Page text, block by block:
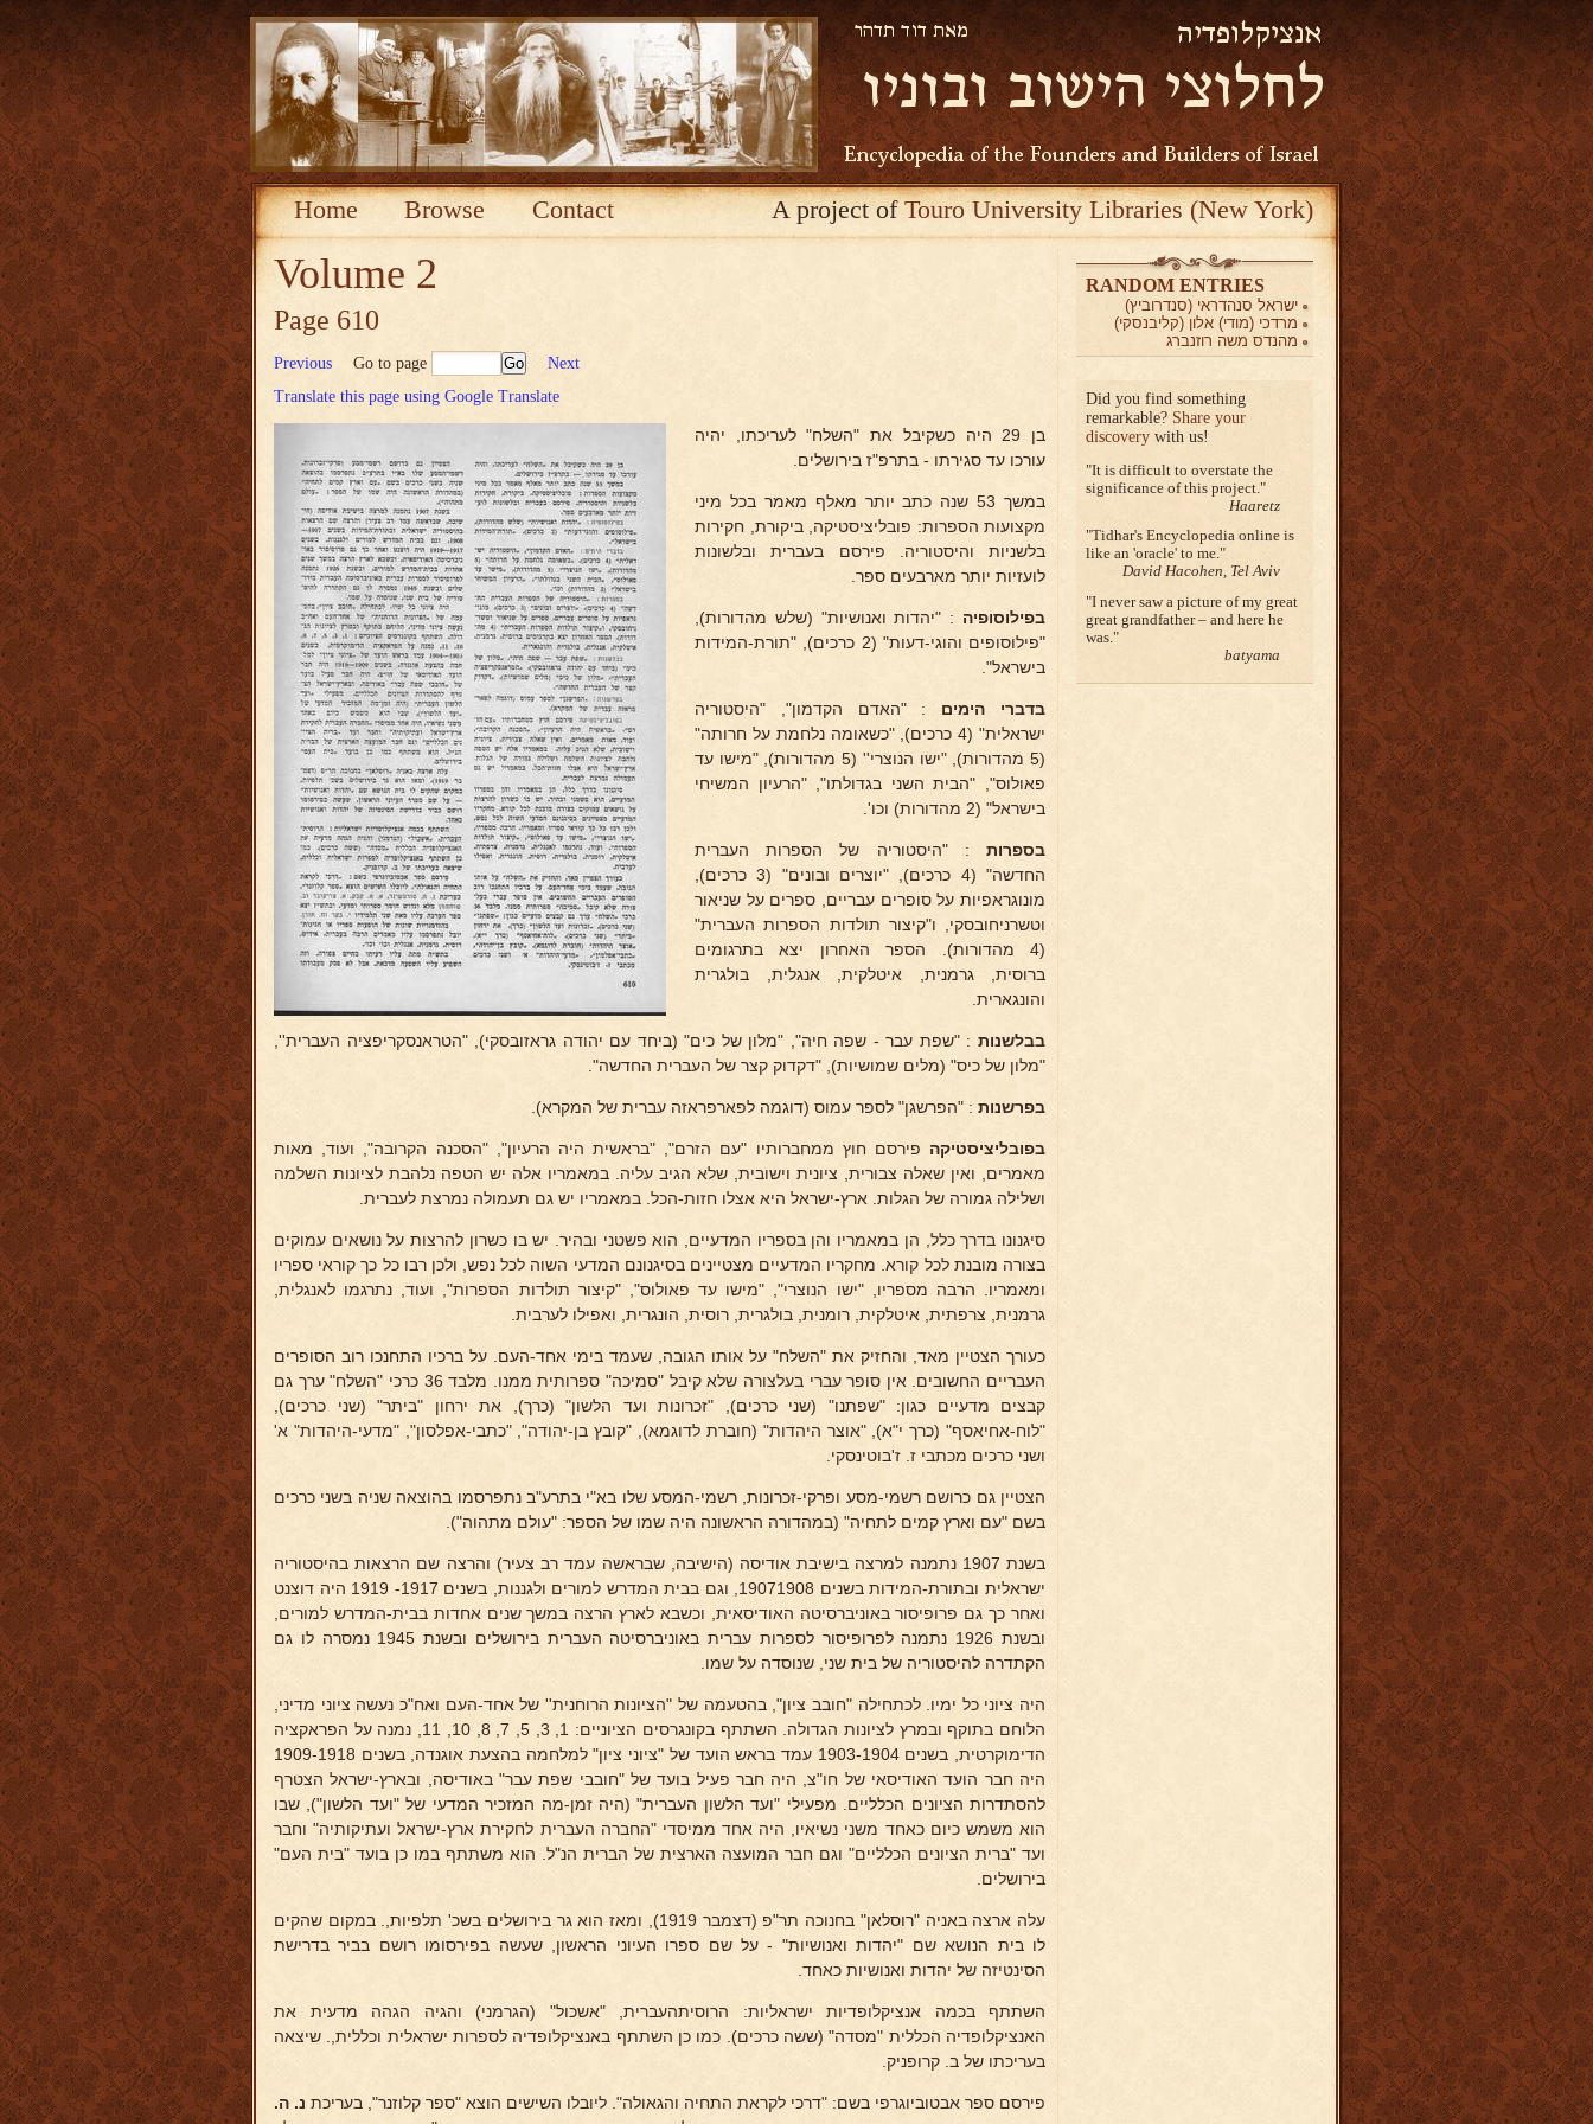
Home Browse Contact A project ofTouro University Libraries (New York)
Volume 2
Page 610
Previous Go to page
Next
Translate this page using Google Translate
בן 29 היה כשקיבל את "השלח" לעריכתו, יהיה
עורכו עד סגירתו - בתרפ"ז בירושלים.
במשך 53 שנה כתב יותר מאלף מאמר בכל מיני
מקצועות הספרות: פובליציסטיקה, ביקורת, חקירות
בלשניות והיסטוריה. פירסם בעברית ובלשונות
לועזיות יותר מארבעים ספר.
בפילוסופיה : "יהדות ואנושיות" (שלש מהדורות),
"פילוסופים והוגי-דעות" (2 כרכים), "תורת-המידות
בישראל".
בדברי הימים : "האדם הקדמון", "היסטוריה
ישראלית" (4 כרכים), "כשאומה נלחמת על חרותה"
(5 מהדורות), "ישו הנוצרי'' (5 מהדורות), "מישו עד
פאולוס", "הבית השני בגדולתו", "הרעיון המשיחי
בישראל" (2 מהדורות) וכו'.
בספרות : "היסטוריה של הספרות העברית
החדשה" (4 כרכים), "יוצרים ובונים" (3 כרכים),
מונוגראפיות על סופרים עבריים, ספרים על שניאור
וטשרניחובסקי, ו"קיצור תולדות הספרות העברית"
(4 מהדורות). הספר האחרון יצא בתרגומים
ברוסית, גרמנית, איטלקית, אנגלית, בולגרית
והונגארית.
בבלשנות : "שפת עבר - שפה חיה", "מלון של כים" (ביחד עם יהודה גראזובסקי), "הטראנסקריפציה העברית'',
"מלון של כיס" (מלים שמושיות), "דקדוק קצר של העברית החדשה".
בפרשנות : "הפרשגן" לספר עמוס (דוגמה לפארפראזה עברית של המקרא).
בפובליציסטיקה פירסם חוץ ממחברותיו "עם הזרם", "בראשית היה הרעיון", "הסכנה הקרובה", ועוד, מאות
מאמרים, ואין שאלה צבורית, ציונית וישובית, שלא הגיב עליה. במאמריו אלה יש הטפה נלהבת לציונות השלמה
ושלילה גמורה של הגלות. ארץ-ישראל היא אצלו חזות-הכל. במאמריו יש גם תעמולה נמרצת לעברית.
סיגנונו בדרך כלל, הן במאמריו והן בספריו המדעיים, הוא פשטני ובהיר. יש בו כשרון להרצות על נושאים עמוקים
בצורה מובנת לכל קורא. מחקריו המדעיים מצטיינים בסיגנונם המדעי השוה לכל נפש, ולכן רבו כל כך קוראי ספריו
ומאמריו. הרבה מספריו, "ישו הנוצרי", "מישו עד פאולוס", "קיצור תולדות הספרות", ועוד, נתרגמו לאנגלית,
גרמנית, צרפתית, איטלקית, רומנית, בולגרית, רוסית, הונגרית, ואפילו לערבית.
כעורך הצטיין מאד, והחזיק את "השלח" על אותו הגובה, שעמד בימי אחד-העם. על ברכיו התחנכו רוב הסופרים
העבריים החשובים. אין סופר עברי בעלצורה שלא קיבל "סמיכה" ספרותית ממנו. מלבד 36 כרכי "השלח" ערך גם
קבצים מדעיים כגון: "שפתנו" (שני כרכים), "זכרונות ועד הלשון" (כרך), את ירחון "ביתר" (שני כרכים),
"לוח-אחיאסף" (כרך י"א), "אוצר היהדות" (חוברת לדוגמא), "קובץ בן-יהודה", "כתבי-אפלסון", "מדעי-היהדות" א'
ושני כרכים מכתבי ז. ז'בוטינסקי.
הצטיין גם כרושם רשמי-מסע ופרקי-זכרונות, רשמי-המסע שלו בא"י בתרע"ב נתפרסמו בהוצאה שניה בשני כרכים
בשם "עם וארץ קמים לתחיה" (במהדורה הראשונה היה שמו של הספר: "עולם מתהוה").
בשנת 1907 נתמנה למרצה בישיבת אודיסה (הישיבה, שבראשה עמד רב צעיר) והרצה שם הרצאות בהיסטוריה
ישראלית ובתורת-המידות בשנים 19071908, וגם בבית המדרש למורים ולגננות, בשנים 1917- 1919 היה דוצנט
ואחר כך גם פרופיסור באוניברסיטה האודיסאית, וכשבא לארץ הרצה במשך שנים אחדות בבית-המדרש למורים,
ובשנת 1926 נתמנה לפרופיסור לספרות עברית באוניברסיטה העברית בירושלים ובשנת 1945 נמסרה לו גם
הקתדרה להיסטוריה של בית שני, שנוסדה על שמו.
היה ציוני כל ימיו. לכתחילה "חובב ציון", בהטעמה של "הציונות הרוחנית'' של אחד-העם ואח"כ נעשה ציוני מדיני,
הלוחם בתוקף ובמרץ לציונות הגדולה. השתתף בקונגרסים הציוניים: 1, 3, 5, 7, 8, 10, 11, נמנה על הפראקציה
הדימוקרטית, בשנים 1903-1904 עמד בראש הועד של "ציוני ציון" למלחמה בהצעת אוגנדה, בשנים 1909-1918
היה חבר הועד האודיסאי של חו"צ, היה חבר פעיל בועד של "חובבי שפת עבר" באודיסה, ובארץ-ישראל הצטרף
להסתדרות הציונים הכלליים. מפעילי "ועד הלשון העברית" (היה זמן-מה המזכיר המדעי של "ועד הלשון"), שבו
הוא משמש כיום כאחד משני נשיאיו, היה אחד ממיסדי "החברה העברית לחקירת ארץ-ישראל ועתיקותיה" וחבר
ועד "ברית הציונים הכלליים" וגם חבר המועצה הארצית של הברית הנ"ל. הוא משתתף במו כן בועד "בית העם"
בירושלים.
עלה ארצה באניה "רוסלאן" בחנוכה תר"פ (דצמבר 1919), ומאז הוא גר בירושלים בשכ' תלפיות,. במקום שהקים
לו בית הנושא שם "יהדות ואנושיות" - על שם ספרו העיוני הראשון, שעשה בפירסומו רושם בביר בדרישת
הסינטיזה של יהדות ואנושיות כאחד.
השתתף בכמה אנציקלופדיות ישראליות: הרוסיתהעברית, "אשכול" (הגרמני) והגיה הגהה מדעית את
האנציקלופדיה הכללית "מסדה" (ששה כרכים). כמו כן השתתף באנציקלופדיה לספרות ישראלית וכללית,. שיצאה
בעריכתו של ב. קרופניק.
פירסם ספר אבטוביוגרפי בשם: "דרכי לקראת התחיה והגאולה". ליובלו השישים הוצא "ספר קלוזנר", בעריכת נ. ה.
RANDOM ENTRIES
ישראל סנהדראי (סנדרוביץ)
מרדכי (מודי) אלון (קליבנסקי)
מהנדס משה רוזנברג
Did you find something
remarkable? Share your
discovery with us!
It is difficult to overstate the
significance of this project.
Haaretz
Tidhar's Encyclopedia online is
like an 'oracle' to me.
David Hacohen, Tel Aviv
I never saw a picture of my great
great grandfather – and here he
was.
batyama